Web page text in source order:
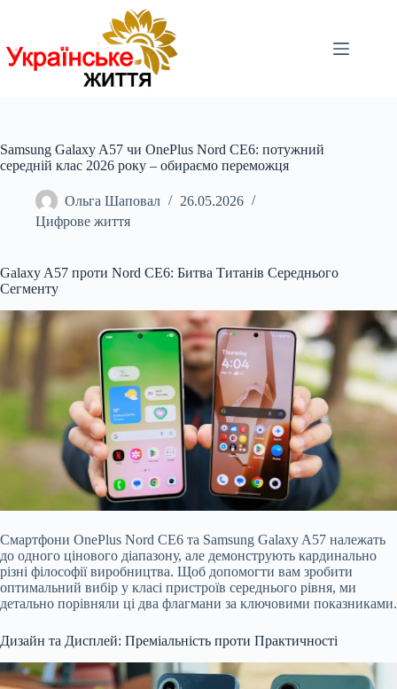
Samsung Galaxy A57 чи OnePlus Nord CE6: потужний
середній клас 2026 року – обираємо переможця
Ольга Шаповал
26.05.2026
Цифрове життя
Galaxy A57 проти Nord CE6: Битва Титанів Середнього
Сегменту
Смартфони OnePlus Nord CE6 та Samsung Galaxy A57 належать
до одного цінового діапазону, але демонструють кардинально
різні філософії виробництва. Щоб допомогти вам зробити
оптимальний вибір у класі пристроїв середнього рівня, ми
детально порівняли ці два флагмани за ключовими показниками.
Дизайн та Дисплей: Преміальність проти Практичності